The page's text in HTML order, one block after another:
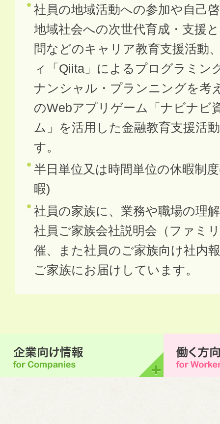
社員の地域活動への参加や自己
地域社会への次世代育成・支援
問などのキャリア教育支援活動
ィ「Qiita」によるプログラミン
ナンシャル・プランニングを考
のWebアプリゲーム「ナビナビ
ム」を活用した金融教育支援活
す。
半日単位又は時間単位の休暇制
暇)
社員の家族に、業務や職場の理
社員ご家族会社説明会（ファミ
催、また社員のご家族向け社内
ご家族にお届けしています。